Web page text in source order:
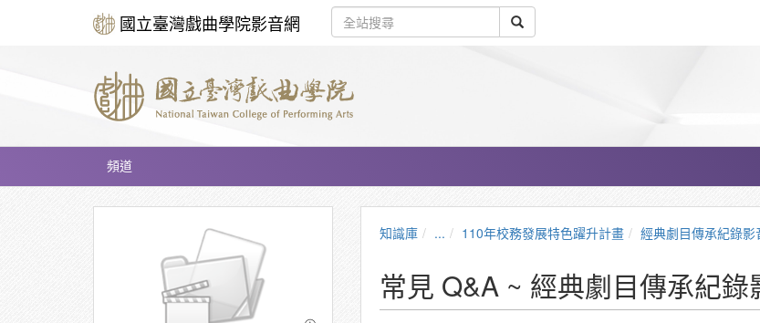
國立臺灣戲曲學院影音網
頻道
知識庫 ... 110年校務發展特色躍升計畫 經典劇目傳承紀錄影
常見 Q&A ~ 經典劇目傳承紀錄